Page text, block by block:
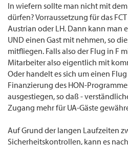
In wiefern sollte man nicht mit
dürfen? Vorraussetzung für das
Austrian oder LH. Dann kann man
UND einen Gast mit nehmen, so
mitfliegen. Falls also der Flug in F
Mitarbeiter also eigentlich mit
Oder handelt es sich um einen
Finanzierung des HON-
ausgestiegen, so daß -
Zugang mehr für UA-Gäste
Auf Grund der langen Laufzeiten
Sicherheitskontrollen, kann es